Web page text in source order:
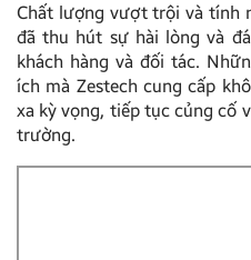
Chất lượng vượt trội và tính
đã thu hút sự hài lòng và
khách hàng và đối tác.
ích mà Zestech cung cấp
xa kỳ vọng, tiếp tục củng cố
trường.